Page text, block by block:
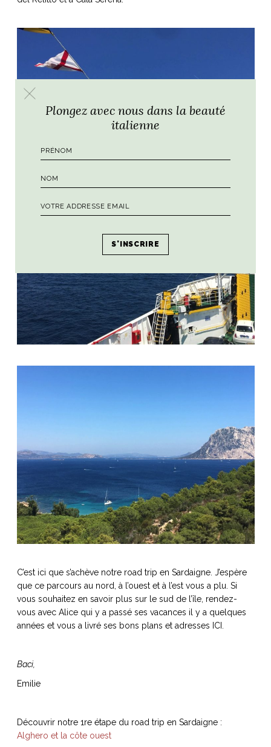
C’est ici que s’achève notre road trip en Sardaigne. J’espère
que ce parcours au nord, à l’ouest et à l’est vous a plu. Si
vous souhaitez en savoir plus sur le sud de l’île, rendez-
vous avec Alice qui y a passé ses vacances il y a quelques
années et vous a livré ses bons plans et adresses ICI.
Baci,
Emilie
Découvrir notre 1re étape du road trip en Sardaigne :
Alghero et la côte ouest
Plongez avec nous dans la beauté
italienne